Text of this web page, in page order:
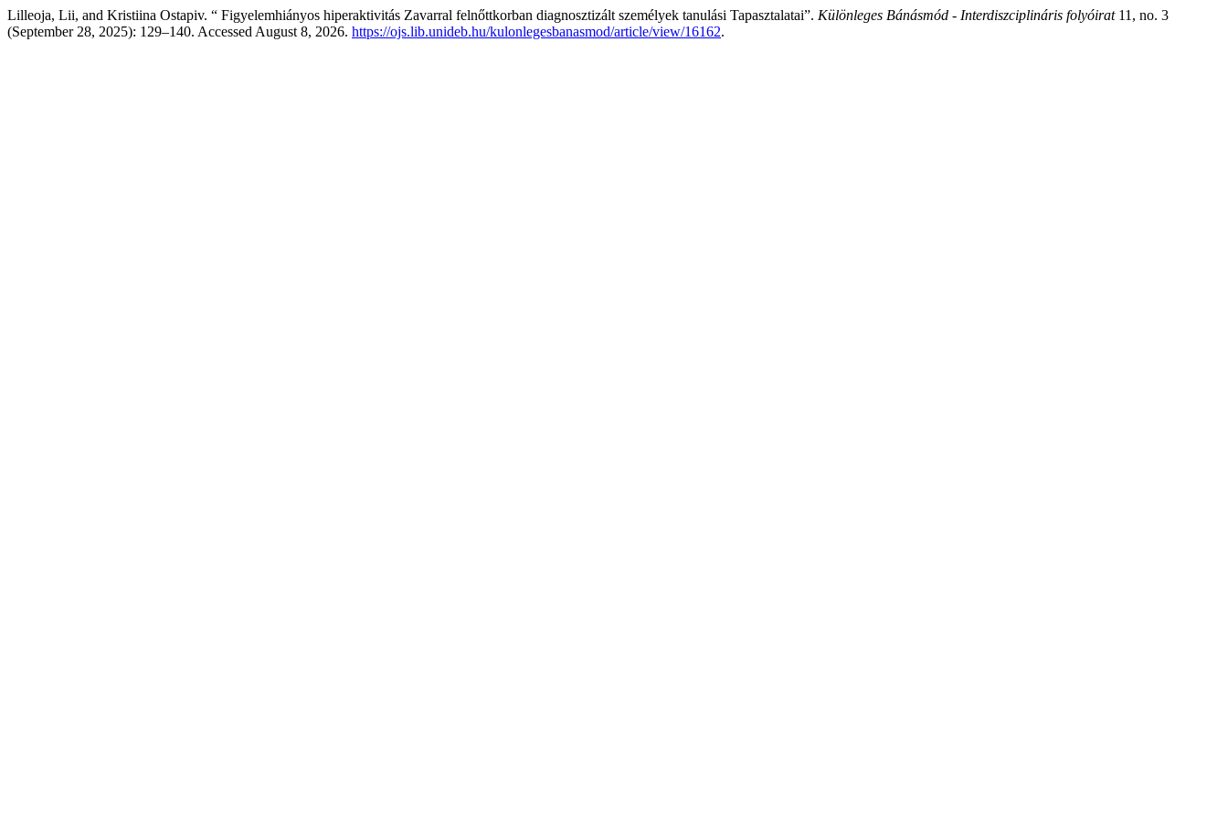
Lilleoja, Lii, and Kristiina Ostapiv. “ Figyelemhiányos hiperaktivitás Zavarral felnőttkorban diagnosztizált személyek tanulási Tapasztalatai”. Különleges Bánásmód - Interdiszciplináris folyóirat11, no. 3
(September 28, 2025): 129–140. Accessed August 8, 2026. https://ojs.lib.unideb.hu/kulonlegesbanasmod/article/view/16162.